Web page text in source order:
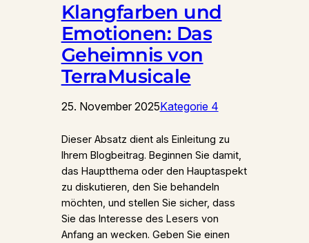
Klangfarben und
Emotionen: Das
Geheimnis von
TerraMusicale
25. November 2025Kategorie 4
Dieser Absatz dient als Einleitung zu
Ihrem Blogbeitrag. Beginnen Sie damit,
das Hauptthema oder den Hauptaspekt
zu diskutieren, den Sie behandeln
möchten, und stellen Sie sicher, dass
Sie das Interesse des Lesers von
Anfang an wecken. Geben Sie einen